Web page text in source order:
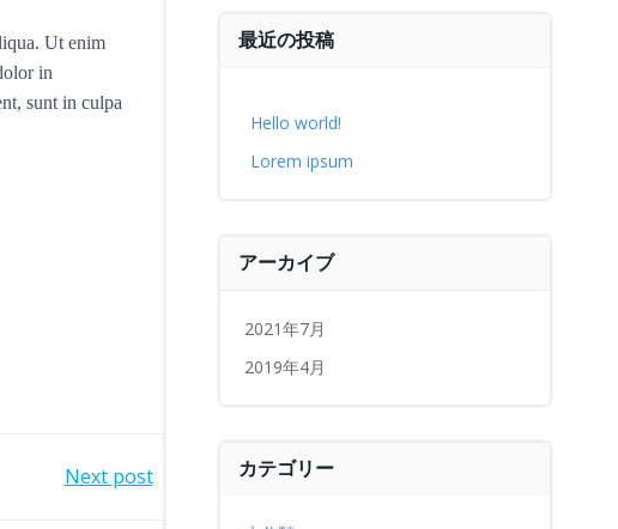
Ut enim
in
sunt in culpa
Next post
最近の投稿
Hello world!
Lorem ipsum
アーカイブ
2021年7月
2019年4月
カテゴリー